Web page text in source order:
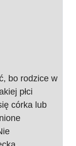
bo rodzice w
płci
córka lub